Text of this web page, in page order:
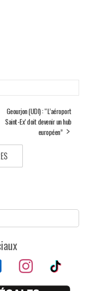
Geourjon (UDI) : “L’aéroport
Saint-Ex’ doit devenir un hub
européen”